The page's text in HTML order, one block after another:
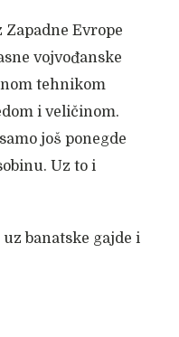
Zapadne Evrope
vojvođanske
tehnikom
i veličinom.
još ponegde
Uz to i
banatske gajde i